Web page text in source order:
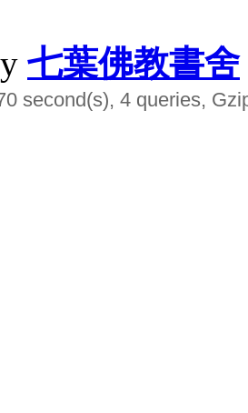
七葉佛教書舍
second(s), 4 queries,